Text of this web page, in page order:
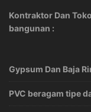
Kontraktor Dan
bangunan :
Gypsum Dan Baja
PVC beragam tipe